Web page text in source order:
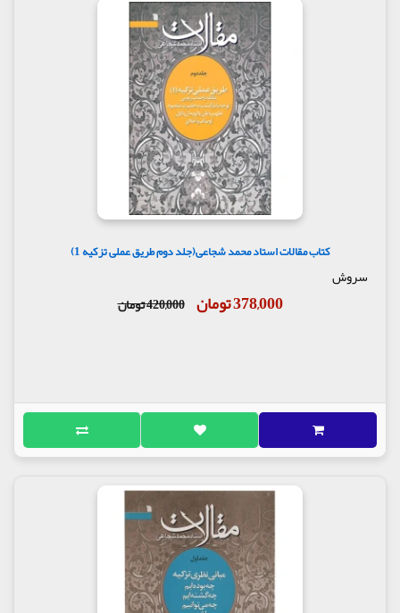
کتاب مقالات استاد محمد شجاعی(جلد دوم طریق عملی تزکیه 1)
سروش
378,000 تومان 420,000 تومان